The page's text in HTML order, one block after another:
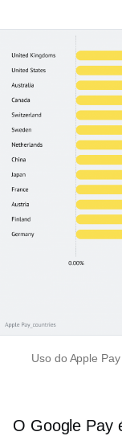
Uso do Apple
O Google Pay